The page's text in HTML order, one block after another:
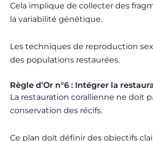
Cela implique de collecter des
la variabilité génétique.
Les techniques de reproduction
des populations restaurées.
Règle d'Or n°6 : Intégrer la
La restauration corallienne ne doit
conservation des récifs.
Ce plan doit définir des objectifs